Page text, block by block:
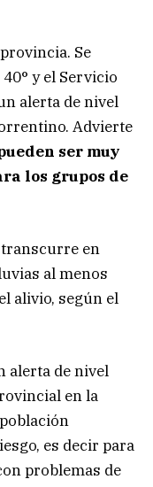
Se
y el Servicio
alerta de nivel
Advierte
ser muy
los grupos de
transcurre en
al menos
alivio, según el
alerta de nivel
en la
es decir para
problemas de